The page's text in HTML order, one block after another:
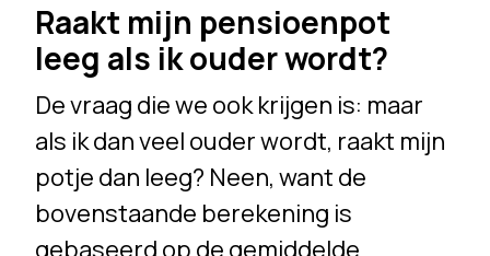
Raakt mijn pensioenpot
leeg als ik ouder wordt?
De vraag die we ook krijgen is: maar
als ik dan veel ouder wordt, raakt mijn
potje dan leeg? Neen, want de
bovenstaande berekening is
gebaseerd op de gemiddelde